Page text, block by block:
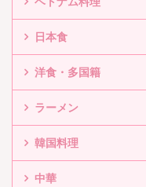
日本食
洋食・多国籍
ラーメン
韓国料理
中華